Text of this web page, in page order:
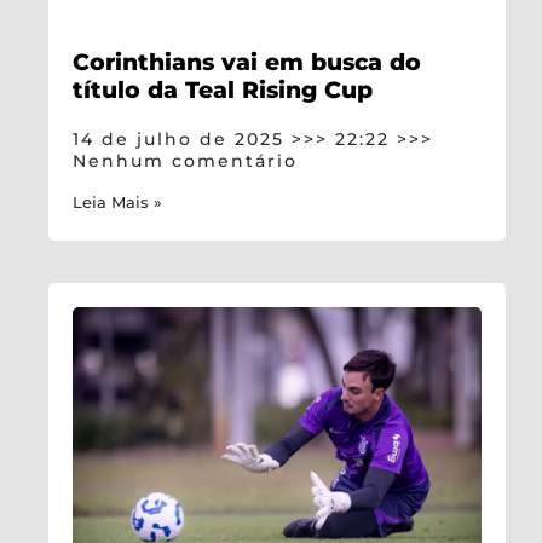
Corinthians vai em busca do
título da Teal Rising Cup
14 de julho de 2025
22:22
Nenhum comentário
Leia Mais »